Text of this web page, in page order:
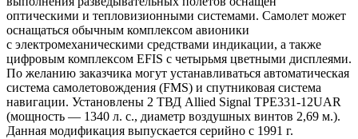
оптическими и тепловизионными системами. Самолет может
оснащаться обычным комплексом авионики
с электромеханическими средствами индикации, а также
цифровым комплексом EFIS с четырьмя цветными дисплеями.
По желанию заказчика могут устанавливаться автоматическая
система самолетовождения (FMS) и спутниковая система
навигации. Установлены 2 ТВД Allied Signal ТРЕ331-12UAR
(мощность — 1340 л. с., диаметр воздушных винтов 2,69 м.).
Данная модификация выпускается серийно с 1991 г.